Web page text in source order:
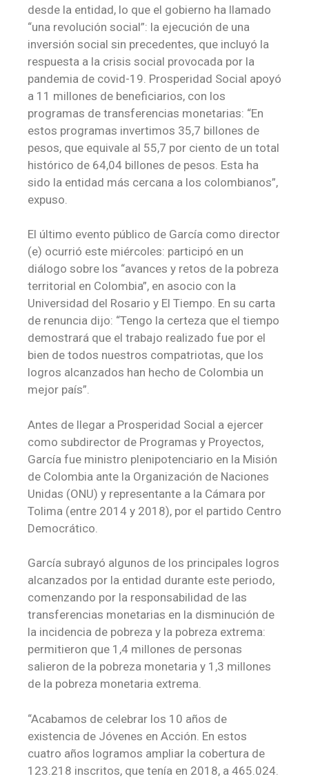
desde la entidad, lo que el gobierno ha llamado
“una revolución social”: la ejecución de una
inversión social sin precedentes, que incluyó la
respuesta a la crisis social provocada por la
pandemia de covid-19. Prosperidad Social apoyó
a 11 millones de beneficiarios, con los
programas de transferencias monetarias: “En
estos programas invertimos 35,7 billones de
pesos, que equivale al 55,7 por ciento de un total
histórico de 64,04 billones de pesos. Esta ha
sido la entidad más cercana a los colombianos”,
expuso.
El último evento público de García como director
(e) ocurrió este miércoles: participó en un
diálogo sobre los “avances y retos de la pobreza
territorial en Colombia”, en asocio con la
Universidad del Rosario y El Tiempo. En su carta
de renuncia dijo: “Tengo la certeza que el tiempo
demostrará que el trabajo realizado fue por el
bien de todos nuestros compatriotas, que los
logros alcanzados han hecho de Colombia un
mejor país”.
Antes de llegar a Prosperidad Social a ejercer
como subdirector de Programas y Proyectos,
García fue ministro plenipotenciario en la Misión
de Colombia ante la Organización de Naciones
Unidas (ONU) y representante a la Cámara por
Tolima (entre 2014 y 2018), por el partido Centro
Democrático.
García subrayó algunos de los principales logros
alcanzados por la entidad durante este periodo,
comenzando por la responsabilidad de las
transferencias monetarias en la disminución de
la incidencia de pobreza y la pobreza extrema:
permitieron que 1,4 millones de personas
salieron de la pobreza monetaria y 1,3 millones
de la pobreza monetaria extrema.
“Acabamos de celebrar los 10 años de
existencia de Jóvenes en Acción. En estos
cuatro años logramos ampliar la cobertura de
123.218 inscritos, que tenía en 2018, a 465.024.